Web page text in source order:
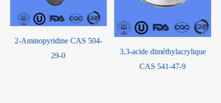
2-Aminopyridine CAS 504-
29-0
3,3-acide diméthylacrylique
CAS 541-47-9